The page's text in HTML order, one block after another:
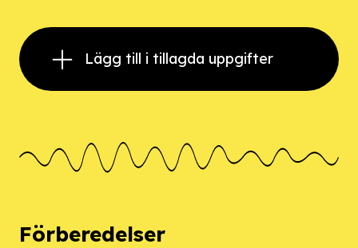
Lägg till i tillagda uppgifter
Förberedelser